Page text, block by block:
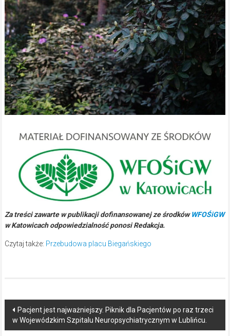
Za treści zawarte w publikacji dofinansowanej ze środkówWFOŚiGW
w Katowicach odpowiedzialność ponosi Redakcja.
Czytaj także: Przebudowa placu Biegańskiego
Post
navigation
Pacjent jest najważniejszy. Piknik dla Pacjentów po raz trzeci
w Wojewódzkim Szpitalu Neuropsychiatrycznym w Lublińcu.